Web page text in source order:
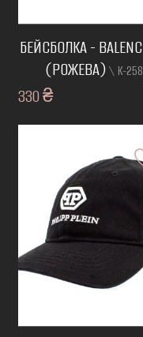
БЕЙСБОЛКА - BALENCIAGA
(РОЖЕВА)\ К-258
330 ₴